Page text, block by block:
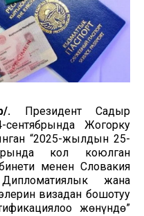
. Президент Садыр
Жогорку
“2025-жылдын 25-
кол коюлган
менен Словакия
жана
визадан бошотуу
жөнүндө”